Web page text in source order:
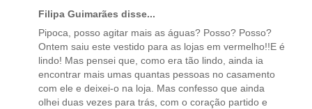
Filipa Guimarães disse...
Pipoca, posso agitar mais as águas? Posso? Posso?
Ontem saiu este vestido para as lojas em vermelho!!E é
lindo! Mas pensei que, como era tão lindo, ainda ia
encontrar mais umas quantas pessoas no casamento
com ele e deixei-o na loja. Mas confesso que ainda
olhei duas vezes para trás, com o coração partido e